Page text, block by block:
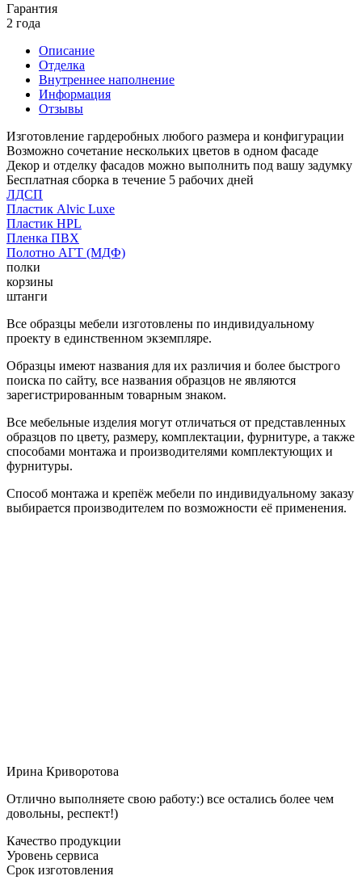
Гарантия
2 года
Описание
Отделка
Внутреннее наполнение
Информация
Отзывы
Изготовление гардеробных любого размера и конфигурации
Возможно сочетание нескольких цветов в одном фасаде
Декор и отделку фасадов можно выполнить под вашу задумку
Бесплатная сборка в течение 5 рабочих дней
ЛДСП
Пластик Alvic Luxe
Пластик HPL
Пленка ПВХ
Полотно АГТ (МДФ)
полки
корзины
штанги
Все образцы мебели изготовлены по индивидуальному
проекту в единственном экземпляре.
Образцы имеют названия для их различия и более быстрого
поиска по сайту, все названия образцов не являются
зарегистрированным товарным знаком.
Все мебельные изделия могут отличаться от представленных
образцов по цвету, размеру, комплектации, фурнитуре, а также
способами монтажа и производителями комплектующих и
фурнитуры.
Способ монтажа и крепёж мебели по индивидуальному заказу
выбирается производителем по возможности её применения.
Ирина Криворотова
Отлично выполняете свою работу:) все остались более чем
довольны, респект!)
Качество продукции
Уровень сервиса
Срок изготовления